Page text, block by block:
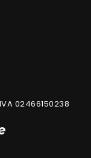
02466150238